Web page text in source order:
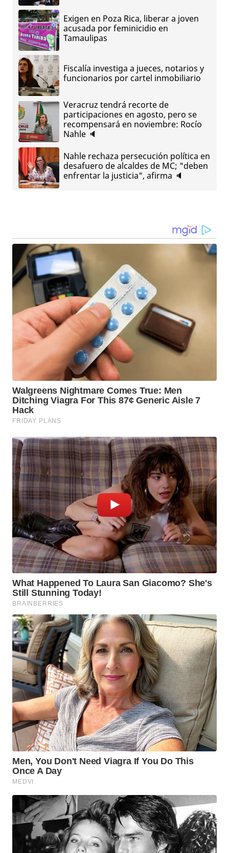
Exigen en Poza Rica, liberar a joven
acusada por feminicidio en
Tamaulipas
Fiscalía investiga a jueces, notarios y
funcionarios por cartel inmobiliario
Veracruz tendrá recorte de
participaciones en agosto, pero se
recompensará en noviembre: Rocío
Nahle 🔈
Nahle rechaza persecución política en
desafuero de alcaldes de MC; "deben
enfrentar la justicia", afirma 🔈